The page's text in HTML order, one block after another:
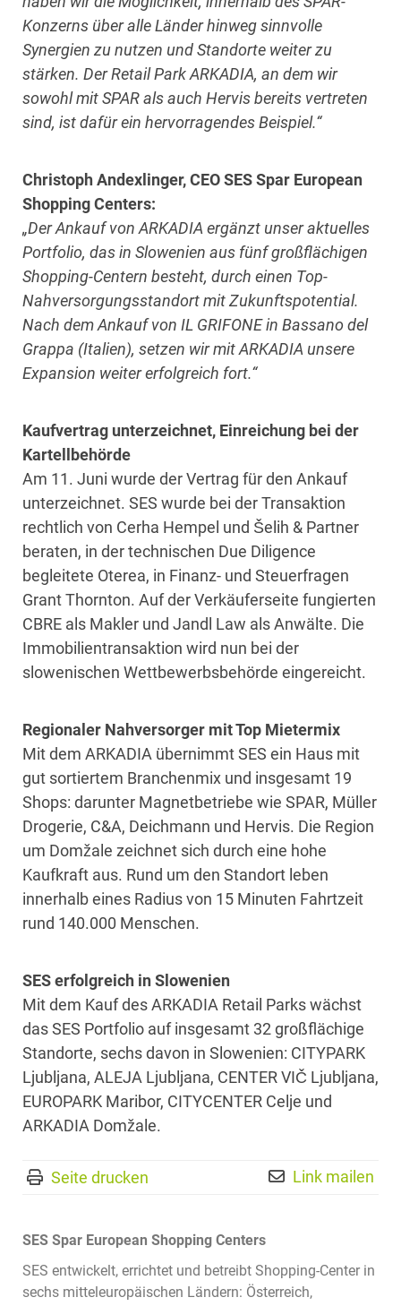
Konzerns über alle Länder hinweg sinnvolle
Synergien zu nutzen und Standorte weiter zu
stärken. Der Retail Park ARKADIA, an dem wir
sowohl mit SPAR als auch Hervis bereits vertreten
sind, ist dafür ein hervorragendes Beispiel.“
Christoph Andexlinger, CEO SES Spar European
Shopping Centers:
„Der Ankauf von ARKADIA ergänzt unser aktuelles
Portfolio, das in Slowenien aus fünf großflächigen
Shopping-Centern besteht, durch einen Top-
Nahversorgungsstandort mit Zukunftspotential.
Nach dem Ankauf von IL GRIFONE in Bassano del
Grappa (Italien), setzen wir mit ARKADIA unsere
Expansion weiter erfolgreich fort.“
Kaufvertrag unterzeichnet, Einreichung bei der
Kartellbehörde
Am 11. Juni wurde der Vertrag für den Ankauf
unterzeichnet. SES wurde bei der Transaktion
rechtlich von Cerha Hempel und Šelih & Partner
beraten, in der technischen Due Diligence
begleitete Oterea, in Finanz- und Steuerfragen
Grant Thornton. Auf der Verkäuferseite fungierten
CBRE als Makler und Jandl Law als Anwälte. Die
Immobilientransaktion wird nun bei der
slowenischen Wettbewerbsbehörde eingereicht.
Regionaler Nahversorger mit Top Mietermix
Mit dem ARKADIA übernimmt SES ein Haus mit
gut sortiertem Branchenmix und insgesamt 19
Shops: darunter Magnetbetriebe wie SPAR, Müller
Drogerie, C&A, Deichmann und Hervis. Die Region
um Domžale zeichnet sich durch eine hohe
Kaufkraft aus. Rund um den Standort leben
innerhalb eines Radius von 15 Minuten Fahrtzeit
rund 140.000 Menschen.
SES erfolgreich in Slowenien
Mit dem Kauf des ARKADIA Retail Parks wächst
das SES Portfolio auf insgesamt 32 großflächige
Standorte, sechs davon in Slowenien: CITYPARK
Ljubljana, ALEJA Ljubljana, CENTER VIČ Ljubljana,
EUROPARK Maribor, CITYCENTER Celje und
ARKADIA Domžale.
Seite drucken Link mailen
SES Spar European Shopping Centers
SES entwickelt, errichtet und betreibt Shopping-Center in
sechs mitteleuropäischen Ländern: Österreich,